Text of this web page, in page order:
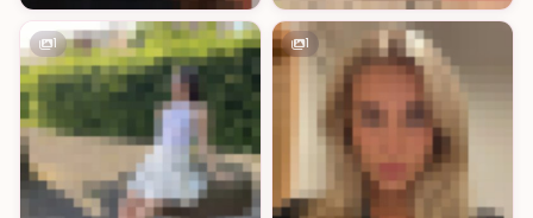
1 1